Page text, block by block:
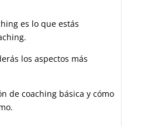
es lo que estás
los aspectos más
de coaching básica y cómo